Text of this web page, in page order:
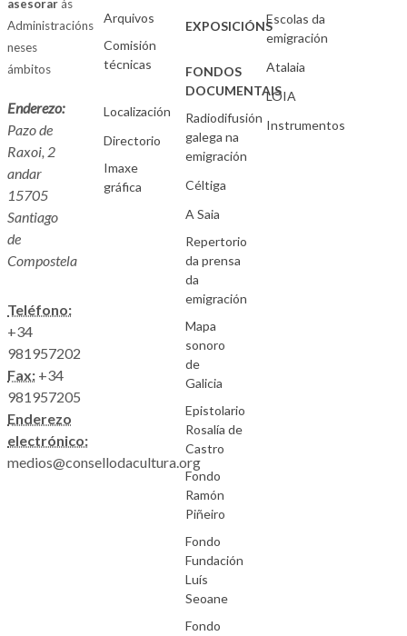
asesorarás
Administracións
neses
ámbitos
Enderezo:
Pazo de
Raxoi, 2
andar
15705
Santiago
de
Compostela
Teléfono:
+34
981957202
Fax: +34
981957205
Enderezo
electrónico:
medios@consellodacultura.org
Arquivos
Comisión
técnicas
Localización
Directorio
Imaxe
gráfica
EXPOSICIÓNS
FONDOS
DOCUMENTAIS
Radiodifusión
galega na
emigración
Céltiga
A Saia
Repertorio
da prensa
da
emigración
Mapa
sonoro
de
Galicia
Epistolario
Rosalía de
Castro
Fondo
Ramón
Piñeiro
Fondo
Fundación
Luís
Seoane
Fondo
Escolas da
emigración
Atalaia
LOIA
Instrumentos